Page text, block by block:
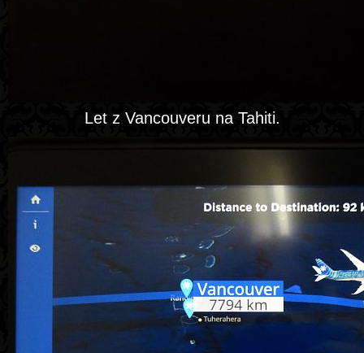
Let z Vancouveru na Tahiti.